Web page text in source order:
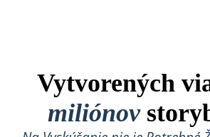
Vytvorených
miliónov